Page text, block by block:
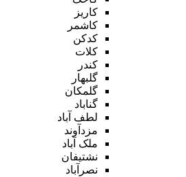
کاریز
کاشمر
کدکن
کلات
کندر
گلبهار
گلمکان
گناباد
لطف آباد
مزدآوند
ملک آباد
نشتیفان
نصرآباد